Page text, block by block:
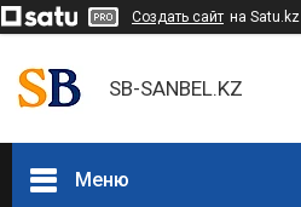
Создать сайт на Satu.kz
SB-SANBEL.KZ
Меню